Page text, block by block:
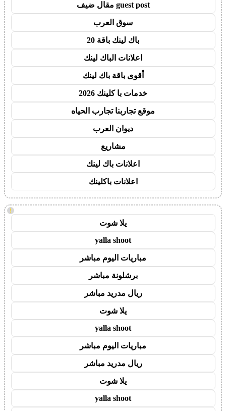
guest post مقال ضيف
سوق العرب
باك لينك باقة 20
اعلانات الباك لينك
أقوى باقة باك لينك
خدمات با كلينك 2026
موقع تجاربنا تجارب الحياه
ديوان العرب
مشاريع
اعلانات باك لينك
اعلانات باكلينك
!
يلا شوت
yalla shoot
مباريات اليوم مباشر
برشلونة مباشر
ريال مدريد مباشر
يلا شوت
yalla shoot
مباريات اليوم مباشر
ريال مدريد مباشر
يلا شوت
yalla shoot